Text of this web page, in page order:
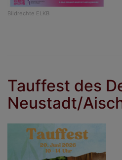
Bildrechte ELKB
Tauffest des
Neustadt/